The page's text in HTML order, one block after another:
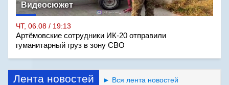
Видеосюжет
ЧТ, 06.08 / 19:13
Артёмовские сотрудники ИК-20 отправили
гуманитарный груз в зону СВО
Лента новостей ► Вся лента новостей